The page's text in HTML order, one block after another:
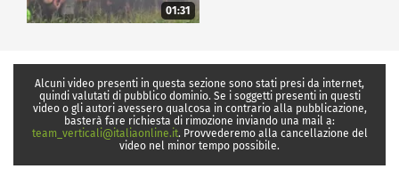
01:31
Alcuni video presenti in questa sezione sono stati presi da internet,
quindi valutati di pubblico dominio. Se i soggetti presenti in questi
video o gli autori avessero qualcosa in contrario alla pubblicazione,
basterà fare richiesta di rimozione inviando una mail a:
team_verticali@italiaonline.it. Provvederemo alla cancellazione del
video nel minor tempo possibile.